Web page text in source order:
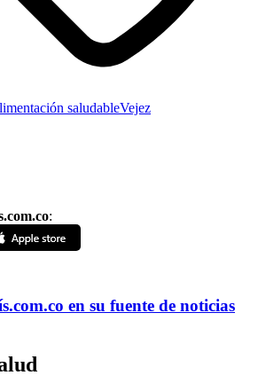
saludableVejez
:
.com.co en su fuente de noticias